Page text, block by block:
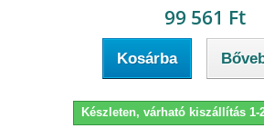
99 561 Ft
Kosárba
Készleten, várható kiszállítás 1-